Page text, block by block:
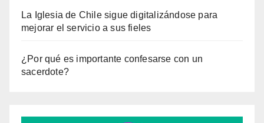
La Iglesia de Chile sigue digitalizándose para
mejorar el servicio a sus fieles
¿Por qué es importante confesarse con un
sacerdote?